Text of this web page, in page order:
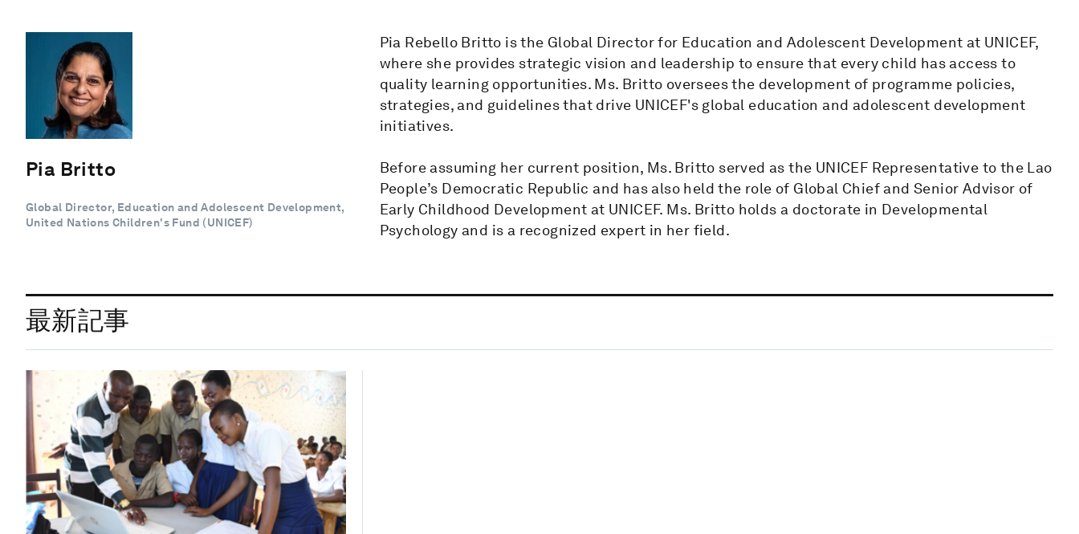
Pia Britto
Global Director, Education and Adolescent Development,
United Nations Children's Fund (UNICEF)
Pia Rebello Britto is the Global Director for Education and Adolescent Development at UNICEF,
where she provides strategic vision and leadership to ensure that every child has access to
quality learning opportunities. Ms. Britto oversees the development of programme policies,
strategies, and guidelines that drive UNICEF's global education and adolescent development
initiatives.
Before assuming her current position, Ms. Britto served as the UNICEF Representative to the Lao
People’s Democratic Republic and has also held the role of Global Chief and Senior Advisor of
Early Childhood Development at UNICEF. Ms. Britto holds a doctorate in Developmental
Psychology and is a recognized expert in her field.
最新記事